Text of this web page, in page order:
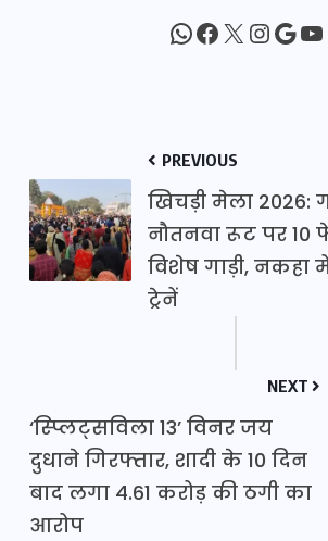
WhatsApp
Facebook
X
PREVIOUS
खिचड़ी मेला 2026:
नौतनवा रूट पर 10
विशेष गाड़ी, नकहा
ट्रेनें
NEXT
‘स्प्लिट्सविला 13’ विनर जय
दुधाने गिरफ्तार, शादी के 10 दिन
बाद लगा 4.61 करोड़ की ठगी का
आरोप